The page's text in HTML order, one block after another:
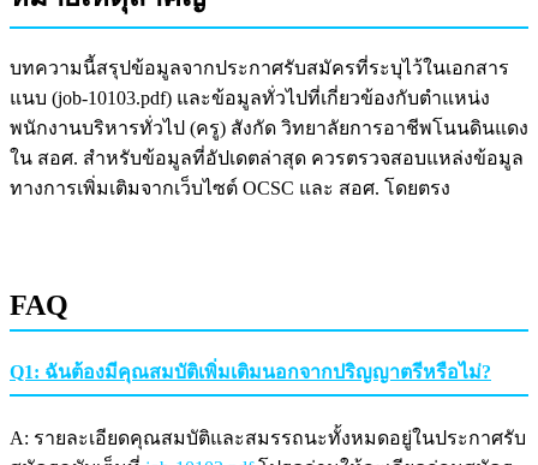
บทความนี้สรุปข้อมูลจากประกาศรับสมัครที่ระบุไว้ในเอกสาร
แนบ (job-10103.pdf) และข้อมูลทั่วไปที่เกี่ยวข้องกับตำแหน่ง
พนักงานบริหารทั่วไป (ครู) สังกัด วิทยาลัยการอาชีพโนนดินแดง
ใน สอศ. สำหรับข้อมูลที่อัปเดตล่าสุด ควรตรวจสอบแหล่งข้อมูล
ทางการเพิ่มเติมจากเว็บไซต์ OCSC และ สอศ. โดยตรง
FAQ
Q1: ฉันต้องมีคุณสมบัติเพิ่มเติมนอกจากปริญญาตรีหรือไม่?
A: รายละเอียดคุณสมบัติและสมรรถนะทั้งหมดอยู่ในประกาศรับ